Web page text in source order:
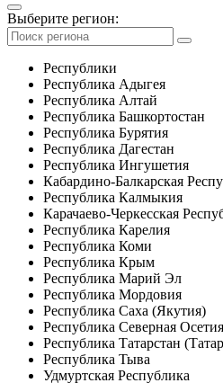
Выберите регион:
Республики
Республика Адыгея
Республика Алтай
Республика Башкортостан
Республика Бурятия
Республика Дагестан
Республика Ингушетия
Кабардино-Балкарская
Республика Калмыкия
Карачаево-Черкесская
Республика Карелия
Республика Коми
Республика Крым
Республика Марий Эл
Республика Мордовия
Республика Саха (Якутия)
Республика Северная
Республика Татарстан
Республика Тыва
Удмуртская Республика